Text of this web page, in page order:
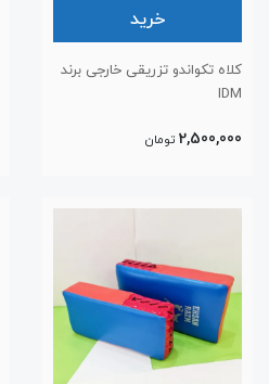
خرید
کلاه تکواندو تزریقی خارجی برند
IDM
2,500,000 تومان